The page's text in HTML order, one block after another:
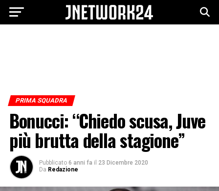
PRIMA SQUADRA
Bonucci: “Chiedo scusa, Juve
più brutta della stagione”
Pubblicato 6 anni fa il 23 Dicembre 2020
Da Redazione